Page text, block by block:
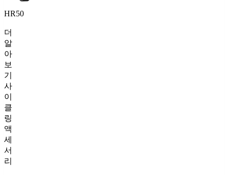
HR50
더
알
아
보
기
사
이
클
링
액
세
서
리